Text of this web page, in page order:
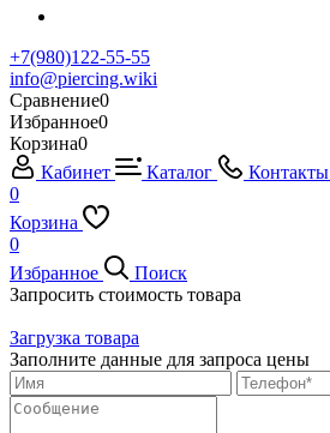
+7(980)122-55-55
info@piercing.wiki
Сравнение0
Избранное0
Корзина0
Кабинет
Каталог
Контакты
0
Корзина
0
Избранное
Поиск
Запросить стоимость товара
Загрузка товара
Заполните данные для запроса цены